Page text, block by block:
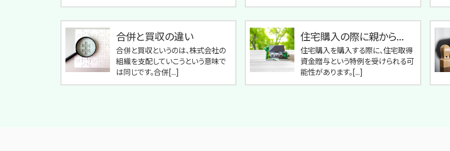
合併と買収の違い
合併と買収というのは、株式会社の
組織を支配していこうという意味で
は同じです。合併[...]
住宅購入の際に親から...
住宅購入を購入する際に、住宅取得
資金贈与という特例を受けられる可
能性があります。[...]